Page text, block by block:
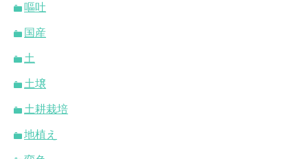
嘔吐
国産
土
土壌
土耕栽培
地植え